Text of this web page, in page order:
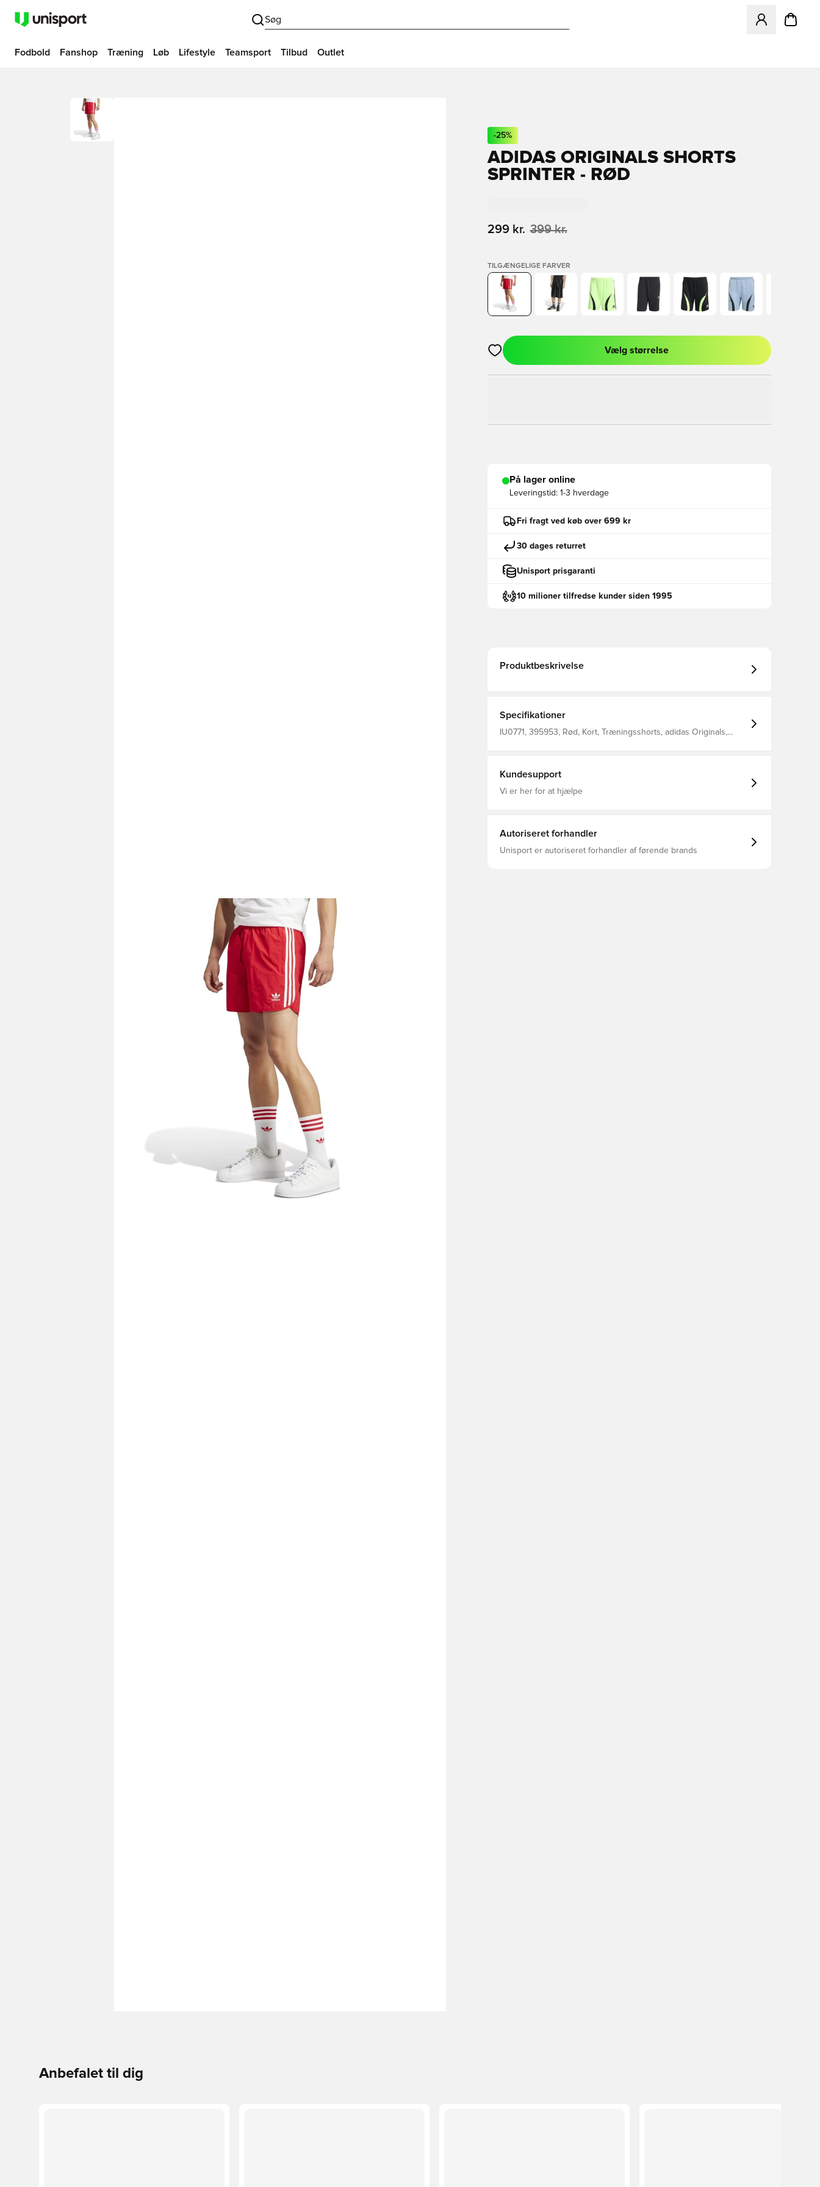
Søg
Åbner en
Fodbold Fanshop Træning Løb Lifestyle Teamsport Tilbud Outlet
-25%
ADIDAS ORIGINALS SHORTS
SPRINTER - RØD
299 kr. 399 kr.
TILGÆNGELIGE FARVER
Åbner en Modal til at logge ind eller tilmelde dig som medlem
Vælg størrelse
På lager online
Leveringstid: 1-3 hverdage
Fri fragt ved køb over 699 kr
30 dages returret
Unisport prisgaranti
10 milioner tilfredse kunder siden 1995
Produktbeskrivelse
Specifikationer
IU0771, 395953, Rød, Kort, Træningsshorts, adidas Originals,
Kundesupport
Vi er her for at hjælpe
Autoriseret forhandler
Unisport er autoriseret forhandler af førende brands
Anbefalet til dig